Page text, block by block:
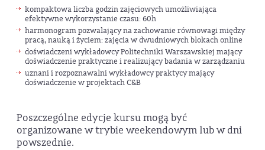
kompaktowa liczba godzin zajęciowych umożliwiająca
efektywne wykorzystanie czasu: 60h
harmonogram pozwalający na zachowanie równowagi między
pracą, nauką i życiem: zajęcia w dwudniowych blokach online
doświadczeni wykładowcy Politechniki Warszawskiej mający
doświadczenie praktyczne i realizujący badania w zarządzaniu
uznani i rozpoznawalni wykładowcy praktycy mający
doświadczenie w projektach C&B
Poszczególne edycje kursu mogą być
organizowane w trybie weekendowym lub w dni
powszednie.